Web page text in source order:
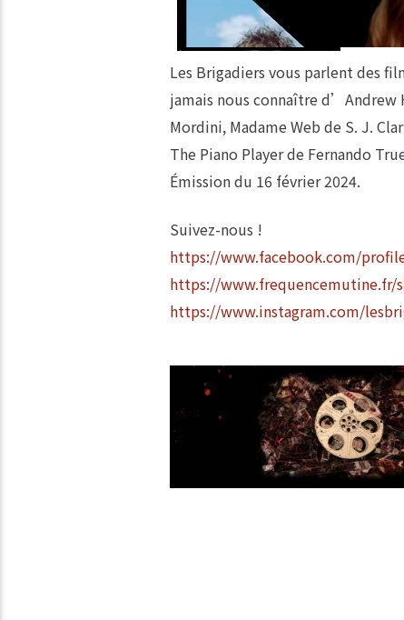
Les Brigadiers vous parlent des
jamais nous connaître d’Andrew
Mordini, Madame Web de S. J.
The Piano Player de Fernando
Émission du 16 février 2024.
Suivez-nous !
https://www.facebook.com/
https://www.frequencemutine.fr/
https://www.instagram.com/